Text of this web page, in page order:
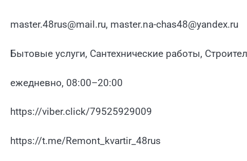
master.48rus@mail.ru, master.na-chas48@yandex.ru
Бытовые услуги, Сантехнические работы,
ежедневно, 08:00–20:00
https://viber.click/79525929009
https://t.me/Remont_kvartir_48rus